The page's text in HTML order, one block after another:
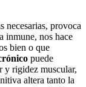
necesarias, provoca
inmune, nos hace
bien o que
puede
y rigidez muscular,
altera tanto la